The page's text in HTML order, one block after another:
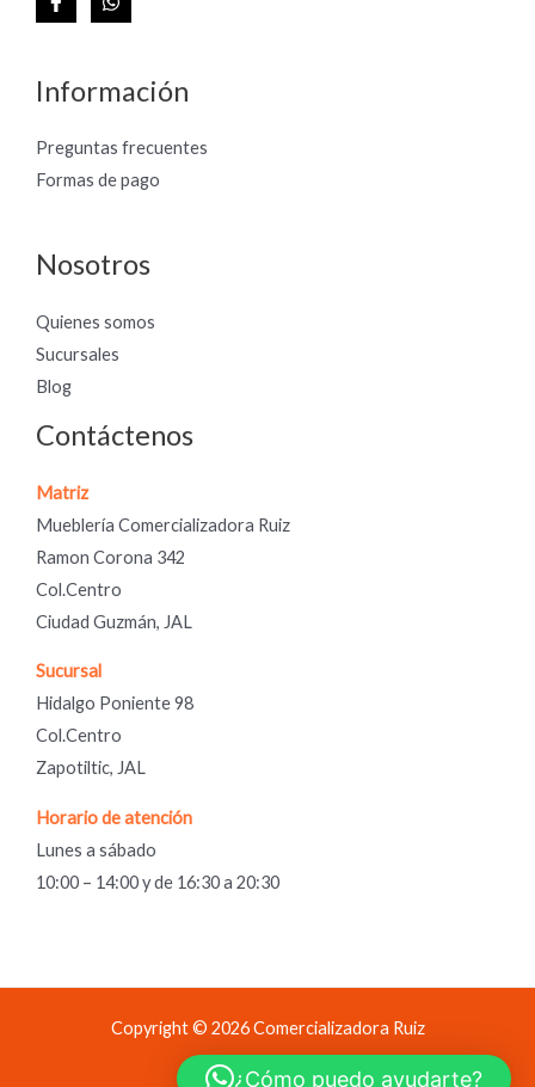
Información
Preguntas frecuentes
Formas de pago
Nosotros
Quienes somos
Sucursales
Blog
Contáctenos
Matriz
Mueblería Comercializadora Ruiz
Ramon Corona 342
Col.Centro
Ciudad Guzmán, JAL
Sucursal
Hidalgo Poniente 98
Col.Centro
Zapotiltic, JAL
Horario de atención
Lunes a sábado
10:00 – 14:00 y de 16:30 a 20:30
Copyright © 2026 Comercializadora Ruiz
Comercializadora Ruiz
¿Cómo puedo ayudarte?